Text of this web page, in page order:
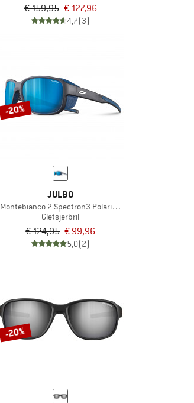
€ 159,95 € 127,96
4,7(3)
-20%
JULBO
Montebianco 2 Spectron3 Polarized (VLT 12%)
Gletsjerbril
€ 124,95 € 99,96
5,0(2)
-20%